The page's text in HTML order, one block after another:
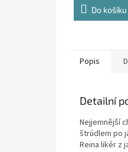
Do košíku
Popis
Detailní
Nejjemnější
štrúdlem po
Reina likér z